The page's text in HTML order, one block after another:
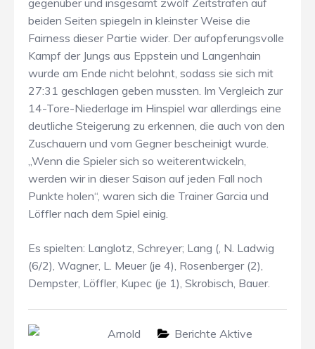
beiden Seiten spiegeln in kleinster Weise die
Fairness dieser Partie wider. Der aufopferungsvolle
Kampf der Jungs aus Eppstein und Langenhain
wurde am Ende nicht belohnt, sodass sie sich mit
27:31 geschlagen geben mussten. Im Vergleich zur
14-Tore-Niederlage im Hinspiel war allerdings eine
deutliche Steigerung zu erkennen, die auch von den
Zuschauern und vom Gegner bescheinigt wurde.
„Wenn die Spieler sich so weiterentwickeln,
werden wir in dieser Saison auf jeden Fall noch
Punkte holen“, waren sich die Trainer Garcia und
Löffler nach dem Spiel einig.
Es spielten: Langlotz, Schreyer; Lang (, N. Ladwig
(6/2), Wagner, L. Meuer (je 4), Rosenberger (2),
Dempster, Löffler, Kupec (je 1), Skrobisch, Bauer.
Arnold Berichte Aktive